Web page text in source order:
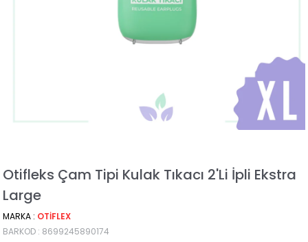
Otifleks Çam Tipi Kulak Tıkacı 2'li İpli Ekstra
Large
MARKA : OTIFLEX
BARKOD : 8699245890174